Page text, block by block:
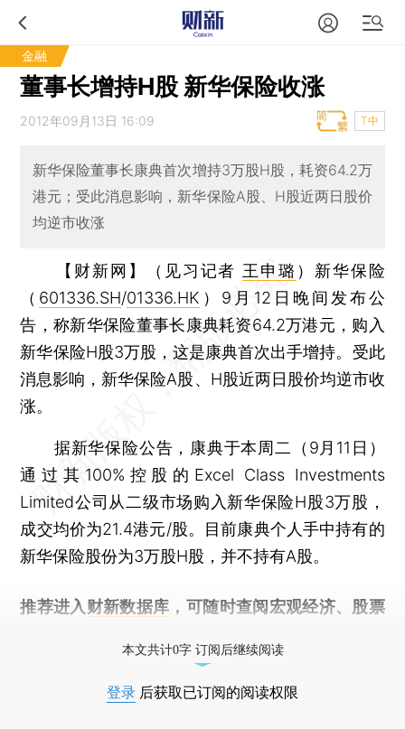
金融
董事长增持H股 新华保险收涨
2012年09月13日 16:09 T中
新华保险董事长康典首次增持3万股H股，耗资64.2万
港元；受此消息影响，新华保险A股、H股近两日股价
均逆市收涨
【财新网】（见习记者 王申璐 ） 新华保险
（ 601336.SH/01336.HK ）9月12日晚间发布公
告，称新华保险董事长康典耗资64.2万港元，购入
新华保险H股3万股，这是康典首次出手增持。受此
消息影响，新华保险A股、H股近两日股价均逆市收
涨。
据新华保险公告，康典于本周二（9月11日）
通过其100%控股的Excel Class Investments
Limited公司从二级市场购入新华保险H股3万股，
成交均价为21.4港元/股。目前康典个人手中持有的
新华保险股份为3万股H股，并不持有A股。
推荐进入 财新数据库 ，可随时查阅宏观经济、股票
本文共计0字 订阅后继续阅读
登录 后获取已订阅的阅读权限